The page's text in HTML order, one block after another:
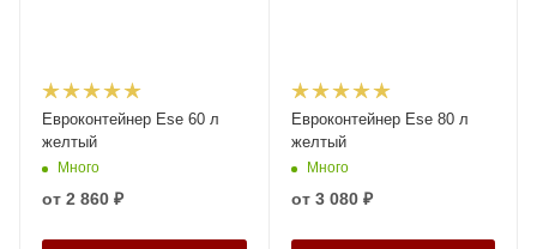
Евроконтейнер Ese 60 л
желтый
Много
от 2 860 ₽
Евроконтейнер Ese 80 л
желтый
Много
от 3 080 ₽